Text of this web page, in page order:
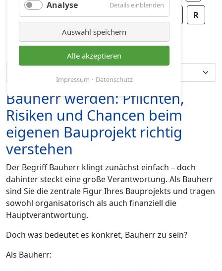
Analyse Details einblenden
Analyse
Auswahl speichern
Alle akzeptieren
Impressum Datenschutz
K L M N O P R
U V W
Bauherr werden: Pflichten,
Risiken und Chancen beim
eigenen Bauprojekt richtig
verstehen
Der Begriff Bauherr klingt zunächst einfach – doch
dahinter steckt eine große Verantwortung. Als Bauherr
sind Sie die zentrale Figur Ihres Bauprojekts und tragen
sowohl organisatorisch als auch finanziell die
Hauptverantwortung.
Doch was bedeutet es konkret, Bauherr zu sein?
Als Bauherr: